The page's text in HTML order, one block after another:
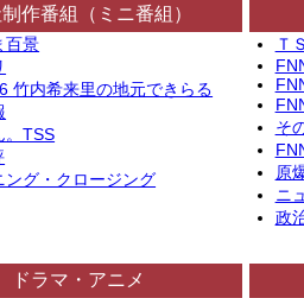
作番組（ミニ番組）
百景
竹内希来里の地元できらる
。TSS
ング・クロージング
Ｔ
そ
原
ニ
政
ドラマ・アニメ